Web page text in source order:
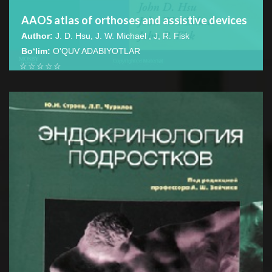
AAOS atlas of orthoses and assistive devices
Author: J. D. Hsu, J. W. Michael , J, R. Fisk
Bo‘lim: O'QUV ADABIYOTLAR
☆
☆
☆
☆
☆
This textbook is an indispensable resource for
orthopaedic surgeons, rehabilitation physicians, physical
therapists, and...
BATAFSIL...